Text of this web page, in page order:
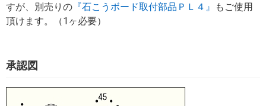
すが、別売りの 『石こうボード取付部品ＰＬ４』
もご使用
頂けます。（1ヶ必要）
承認図